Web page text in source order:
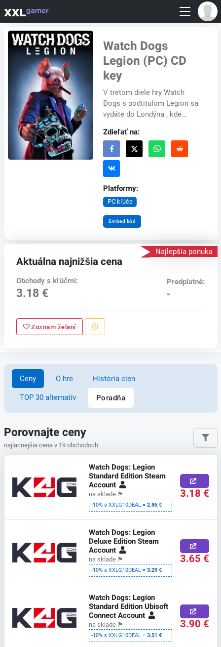
Watch Dogs
Legion (PC) CD
key
V treťom diele hry Watch
Dogs s podtitulom Legion sa
vydáte do Londýna , kde
hackerskými kúskami bojovať
proti bezpečnostnej skupine...
Zdieľať na:
Platformy:
PC kľúče
Embed kód
Najlepšia ponuka
Aktuálna najnižšia cena
Obchody s kľúčmi:
3.18 €
Predplatné:
-
Zoznam želaní
Ceny O hre História cien
TOP 30 alternatív Poradňa
Porovnajte ceny
najlacnejšia cena v 19 obchodoch
Watch Dogs: Legion
Standard Edition Steam
Account
na sklade 🏴
-10% s XXLG10DEAL =2.86 €
3.18 €
Watch Dogs: Legion
Deluxe Edition Steam
Account
na sklade 🏴
-10% s XXLG10DEAL =3.29 €
3.65 €
Watch Dogs: Legion
Standard Edition Ubisoft
Connect Account
na sklade 🏴
-10% s XXLG10DEAL =3.51 €
3.90 €